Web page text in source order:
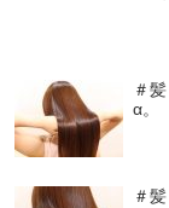
＃
α。
＃